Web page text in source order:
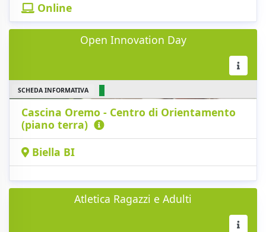
Online
Open Innovation Day
SCHEDA INFORMATIVA
Cascina Oremo - Centro di Orientamento
(piano terra)
Biella BI
Atletica Ragazzi e Adulti